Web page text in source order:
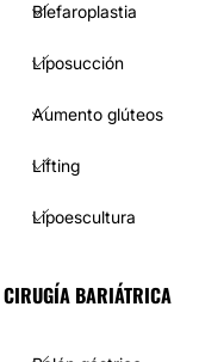
Blefaroplastia
Liposucción
Aumento glúteos
Lifting
Lipoescultura
CIRUGÍA BARIÁTRICA